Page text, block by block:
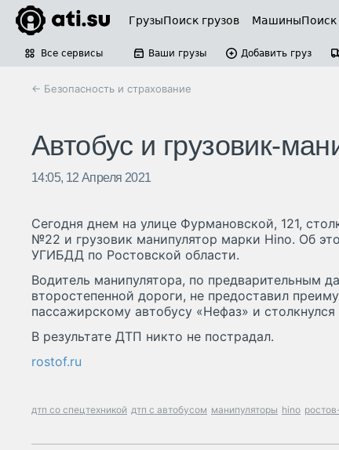
ГрузыПоиск грузов Машины
Все сервисы Ваши грузы Добавить груз
← Безопасность и страхование
Автобус и грузовик-
14:05, 12 Апреля 2021
Сегодня днем на улице Фурмановской, 121,
№22 и грузовик манипулятор марки Hino. Об
УГИБДД по Ростовской области.
Водитель манипулятора, по предварительным
второстепенной дороги, не предоставил
пассажирскому автобусу «Нефаз» и
В результате ДТП никто не пострадал.
rostof.ru
дтп со спецтехникой дтп с автобусом манипуляторы hino